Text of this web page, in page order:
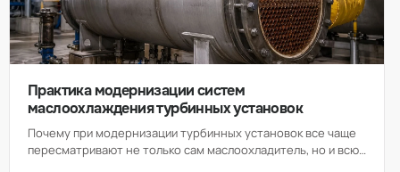
Практика модернизации систем
маслоохлаждения турбинных установок
Почему при модернизации турбинных установок все чаще
пересматривают не только сам маслоохладитель, но и всю